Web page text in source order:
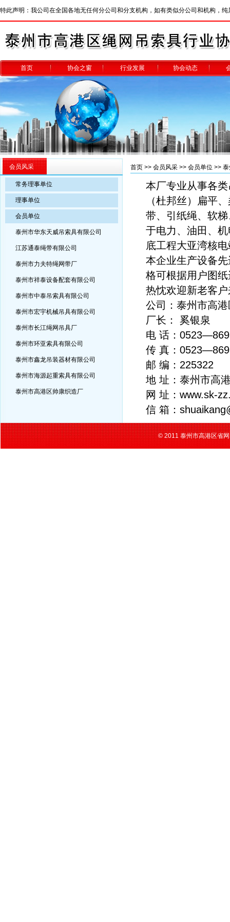
特此声明：我公司在全国各地无任何分公司和分支机构，如有类似分公司和机构，
首页 协会之窗 行业发展 协会动态
会员风采
常务理事单位
理事单位
会员单位
泰州市华东天威吊索具有限公司
江苏通泰绳带有限公司
泰州市力夫特绳网带厂
泰州市祥泰设备配套有限公司
泰州市中泰吊索具有限公司
泰州市宏宇机械吊具有限公司
泰州市长江绳网吊具厂
泰州市环亚索具有限公司
泰州市鑫龙吊装器材有限公司
泰州市海源起重索具有限公司
泰州市高港区帅康织造厂
首页 >> 会员风采 >> 会员单位 >>
本厂专业从事各
（杜邦丝）扁平
带、引纸绳、软
于电力、油田、
底工程大亚湾核
本企业生产设备
格可根据用户图
热忱欢迎新老客
公司：泰州市高
厂长： 奚银泉
电 话：
传 真：
邮 编：225322
地 址：泰州市高
网 址： www.sk-
信 箱：
© 2011 泰州市高港区省